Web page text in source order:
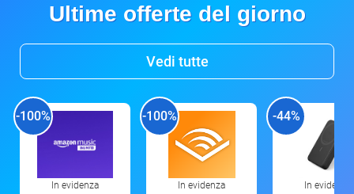
Ultime offerte del giorno
Vedi tutte
-100%
In evidenza
-100%
In evidenza
-44%
In evidenza